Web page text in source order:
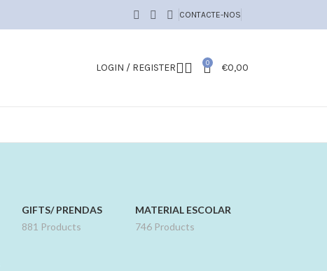
CONTACTE-NOS
LOGIN / REGISTER 0 €0,00
GIFTS/ PRENDAS
881 Products
MATERIAL ESCOLAR
746 Products